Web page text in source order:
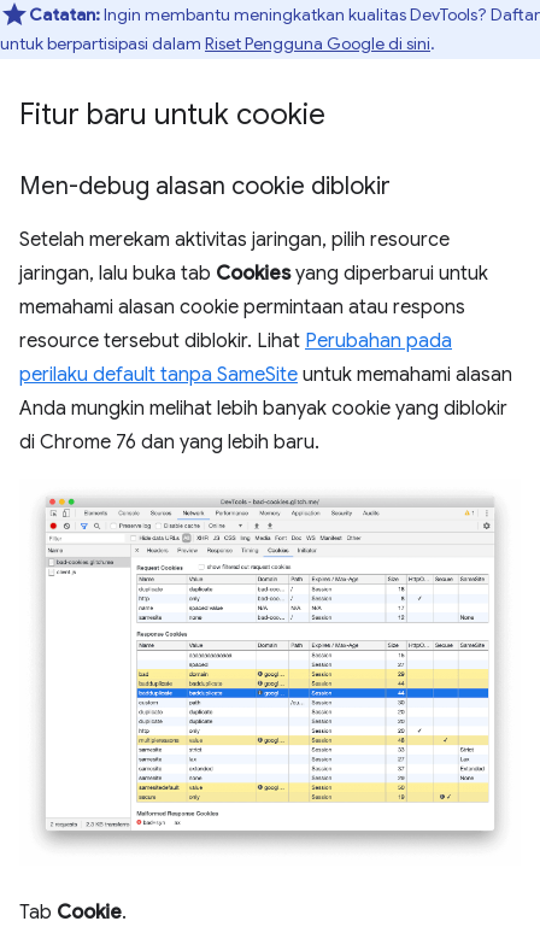
Catatan:Ingin membantu meningkatkan kualitas DevTools? Daftar
untuk berpartisipasi dalam Riset Pengguna Google di sini.
Fitur baru untuk cookie
Men-debug alasan cookie diblokir
Setelah merekam aktivitas jaringan, pilih resource
jaringan, lalu buka tab Cookiesyang diperbarui untuk
memahami alasan cookie permintaan atau respons
resource tersebut diblokir. Lihat Perubahan pada
perilaku default tanpa SameSite untuk memahami alasan
Anda mungkin melihat lebih banyak cookie yang diblokir
di Chrome 76 dan yang lebih baru.
Tab Cookie.